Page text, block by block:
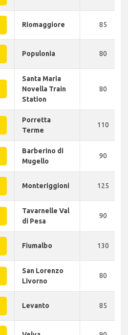
Riomaggiore 85
Populonia 80
Santa Maria
Novella Train
Station
80
Porretta
Terme
110
Barberino di
Mugello
90
Monteriggioni 125
Tavarnelle Val
di Pesa
90
Fiumalbo 130
San Lorenzo
Livorno
80
Levanto 85